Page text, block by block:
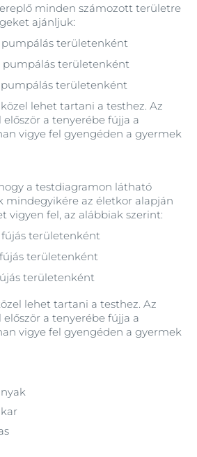
minden számozott területre
ajánljuk:
pumpálás területenként
pumpálás területenként
pumpálás területenként
lehet tartani a testhez. Az
a tenyerébe fújja a
vigye fel gyengéden a gyermek
a testdiagramon látható
mindegyikére az életkor alapján
vigyen fel, az alábbiak szerint:
fújás területenként
területenként
területenként
lehet tartani a testhez. Az
a tenyerébe fújja a
vigye fel gyengéden a gyermek